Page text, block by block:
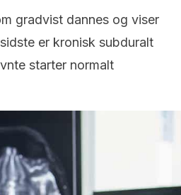
gradvist dannes og viser
er kronisk subduralt
starter normalt